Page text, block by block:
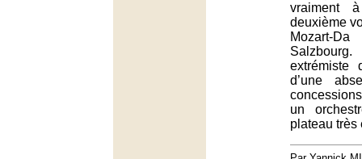
vraiment
deuxième
Mozart-
extrémiste
d’une
un
plateau très